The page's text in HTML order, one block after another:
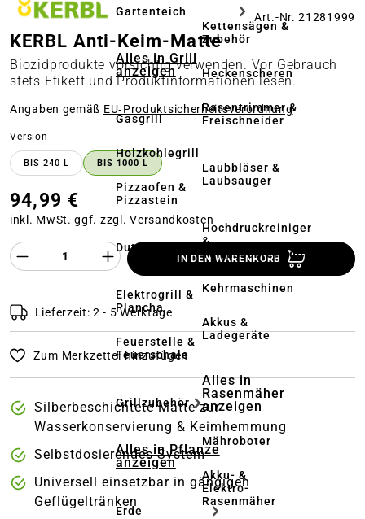
Gartenteich
Alles in Grill
anzeigen
Gasgrill
Holzkohlegrill
Pizzaofen &
Pizzastein
Dutch Oven
Elektrogrill &
Plancha
Feuerstelle &
Feuerschale
Grillzubehör
Alles in Pflanze
anzeigen
Erde
Kettensägen &
Zubehör
Heckenscheren
Rasentrimmer &
Freischneider
Laubbläser &
Laubsauger
Hochdruckreiniger
&
Terrassenreinigung
Kehrmaschinen
Akkus &
Ladegeräte
Alles in
Rasenmäher
anzeigen
Mähroboter
Akku- &
Elektro-
Rasenmäher
Art.-Nr. 21281999
KERBL Anti-Keim-Matte
Biozidprodukte vorsichtig verwenden. Vor Gebrauch
stets Etikett und Produktinformationen lesen.
Angaben gemäß EU‑Produktsicherheitsverordnung
Version
BIS 240 L BIS 1000 L
94,99 €
inkl. MwSt. ggf. zzgl.Versandkosten
Produkt Anzahl des Produktes
IN DEN WARENKORB
Lieferzeit: 2 - 5 Werktage
Zum Merkzettel hinzufügen
Silberbeschichtete Matte zur
Wasserkonservierung & Keimhemmung
Selbstdosierendes System
Universell einsetzbar in gängigen
Geflügeltränken